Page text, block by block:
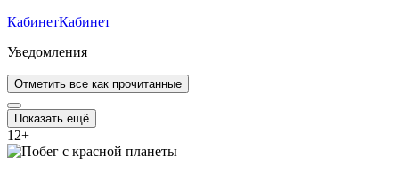
КабинетКабинет
Уведомления
Отметить все как прочитанные
Показать ещё
12+